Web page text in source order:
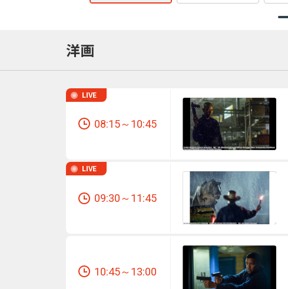
番組ジャンル
アニメ・キッズ
音楽
Ch.200
洋画
08:15～10:45
LIVE
09:30～11:45
LIVE
10:45～13:00